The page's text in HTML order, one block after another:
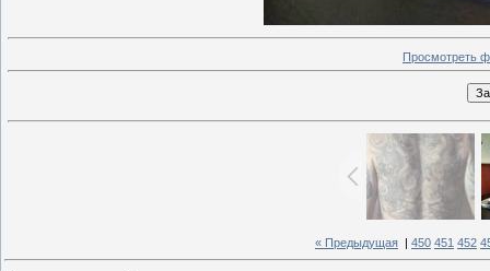
Просмотреть
« Предыдущая 450 451 452